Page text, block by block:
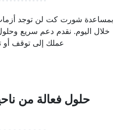
بمساعدة شورت كت لن توجد
خلال اليوم. نقدم دعم سريع
عملك إلى توقف أو
حلول فعالة من